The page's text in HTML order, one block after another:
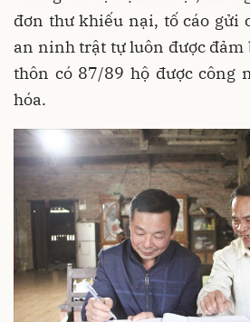
đơn thư khiếu nại, tố cáo gửi
an ninh trật tự luôn được đảm
thôn có 87/89 hộ được công
hóa.